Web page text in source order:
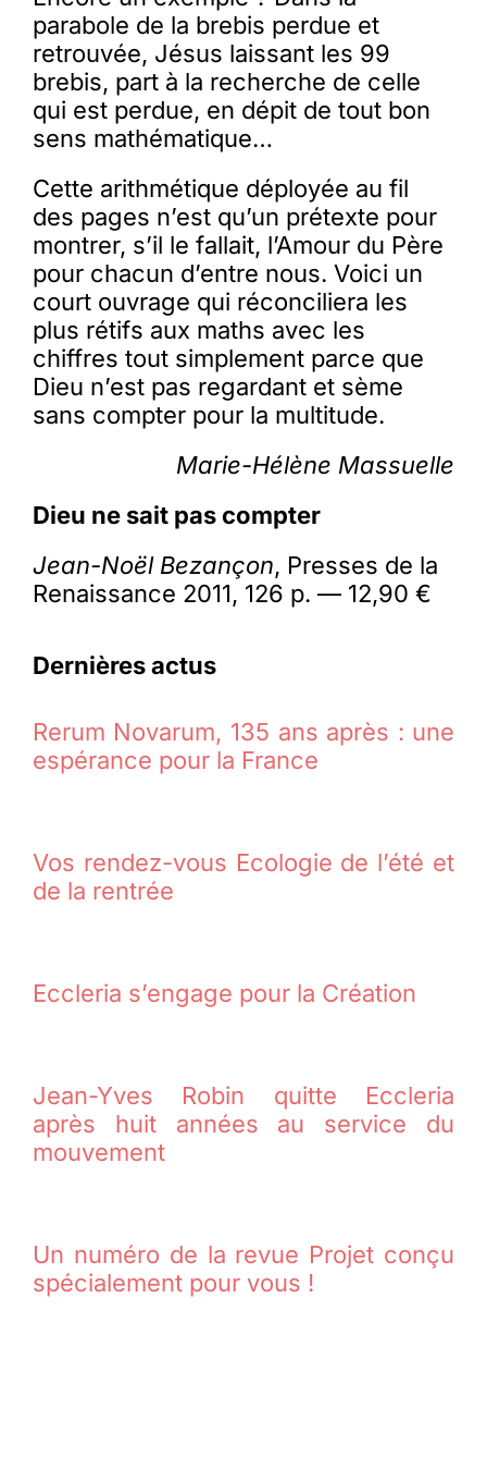
parabole de la brebis perdue et
retrouvée, Jésus laissant les 99
brebis, part à la recherche de celle
qui est perdue, en dépit de tout bon
sens mathématique…
Cette arithmétique déployée au fil
des pages n’est qu’un prétexte pour
montrer, s’il le fallait, l’Amour du Père
pour chacun d’entre nous. Voici un
court ouvrage qui réconciliera les
plus rétifs aux maths avec les
chiffres tout simplement parce que
Dieu n’est pas regardant et sème
sans compter pour la multitude.
Marie-Hélène Massuelle
Dieu ne sait pas compter
Jean-Noël Bezançon, Presses de la
Renaissance 2011, 126 p. — 12,90 €
Dernières actus
Rerum Novarum, 135 ans après : une
espérance pour la France
Vos rendez-vous Ecologie de l’été et
de la rentrée
Eccleria s’engage pour la Création
Jean-Yves Robin quitte Eccleria
après huit années au service du
mouvement
Un numéro de la revue Projet conçu
spécialement pour vous !